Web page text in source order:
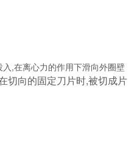
,在离心力的作用下滑向外圈壁
切向的固定刀片时,被切成片